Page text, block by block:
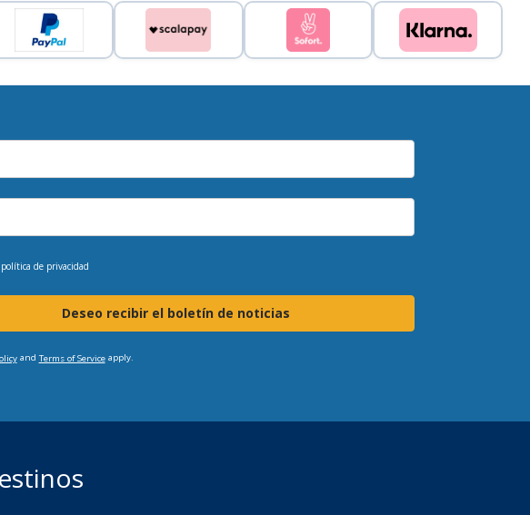
política de privacidad
Deseo recibir el boletín de noticias
and Terms of Serviceapply.